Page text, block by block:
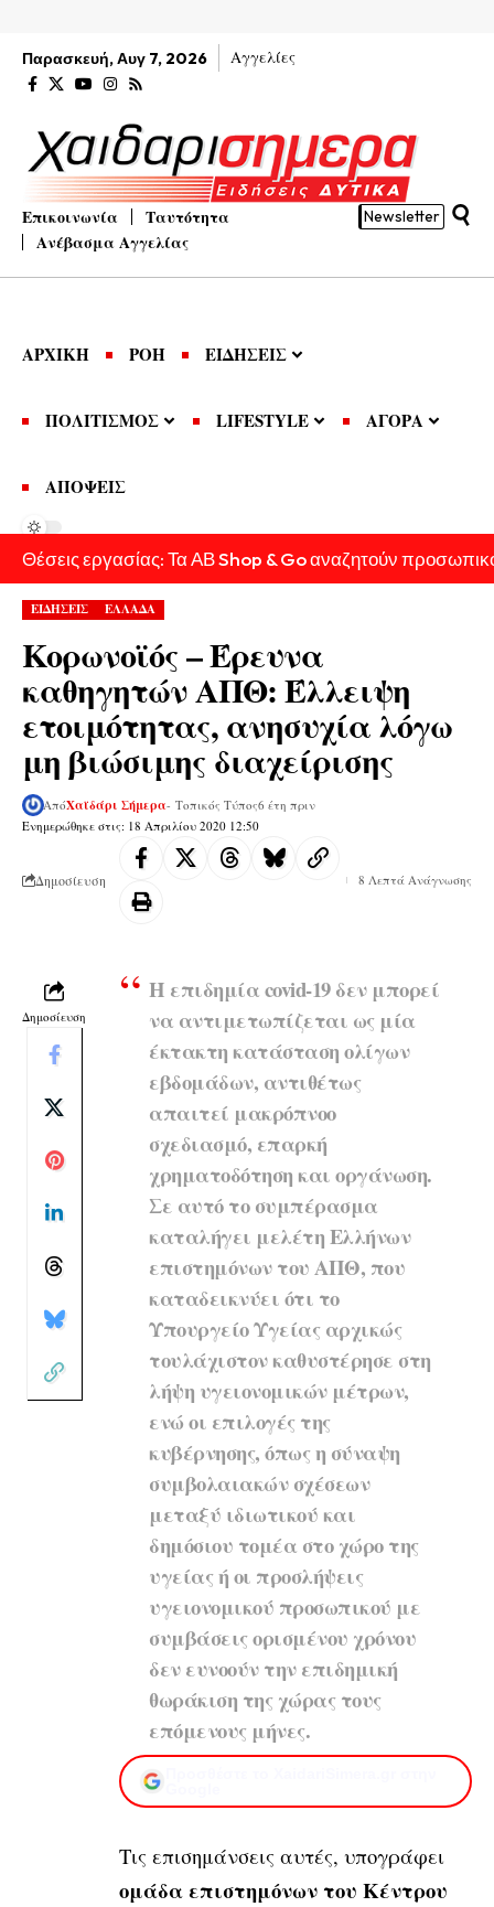
Παρασκευή, Αυγ 7, 2026 Αγγελίες
Επικοινωνία
Ταυτότητα
Ανέβασμα Αγγελίας
Newsletter
ΑΡΧΙΚΗ ΡΟΗ ΕΙΔΗΣΕΙΣ
ΠΟΛΙΤΙΣΜΟΣ LIFESTYLE ΑΓΟΡΑ
ΑΠΟΨΕΙΣ
Θέσεις εργασίας: Τα ΑΒ Shop & Go αναζητούν
ΕΙΔΗΣΕΙΣ ΕΛΛΑΔΑ
Κορωνοϊός – Έρευνα
καθηγητών ΑΠΘ: Έλλειψη
ετοιμότητας, ανησυχία λόγω
μη βιώσιμης διαχείρισης
Ενημερώθηκε στις: 18 Απριλίου 2020 12:50
ΑπόΧαϊδάρι Σήμερα- Τοπικός Τύπος6 έτη πριν
Δημοσίευση 8 Λεπτά Ανάγνωσης
Δημοσίευση
Η επιδημία covid-19 δεν μπορεί
να αντιμετωπίζεται ως μία
έκτακτη κατάσταση ολίγων
εβδομάδων, αντιθέτως
απαιτεί μακρόπνοο
σχεδιασμό, επαρκή
χρηματοδότηση και οργάνωση.
Σε αυτό το συμπέρασμα
καταλήγει μελέτη Ελλήνων
επιστημόνων του ΑΠΘ, που
καταδεικνύει ότι το
Υπουργείο Υγείας αρχικώς
τουλάχιστον καθυστέρησε στη
λήψη υγειονομικών μέτρων,
ενώ οι επιλογές της
κυβέρνησης, όπως η σύναψη
συμβολαιακών σχέσεων
μεταξύ ιδιωτικού και
δημόσιου τομέα στο χώρο της
υγείας ή οι προσλήψεις
υγειονομικού προσωπικού με
συμβάσεις ορισμένου χρόνου
δεν ευνοούν την επιδημική
θωράκιση της χώρας τους
επόμενους μήνες.
Τις επισημάνσεις αυτές, υπογράφει
ομάδα επιστημόνων του Κέντρου